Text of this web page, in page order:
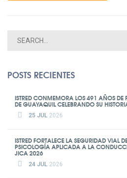
POSTS RECIENTES
ISTRED CONMEMORA LOS 491 AÑOS DE
DE GUAYAQUIL CELEBRANDO SU
25 JUL 2026
ISTRED FORTALECE LA SEGURIDAD VIAL
PSICOLOGÍA APLICADA A LA
JICA 2026
24 JUL 2026